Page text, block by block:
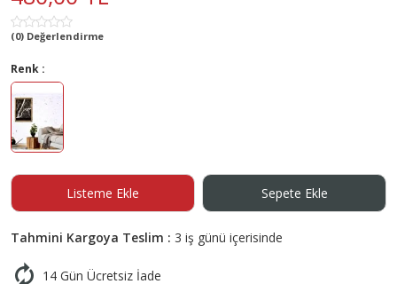
(0) Değerlendirme
Renk :
Listeme Ekle Sepete Ekle
Tahmini Kargoya Teslim : 3 iş günü içerisinde
14 Gün Ücretsiz İade